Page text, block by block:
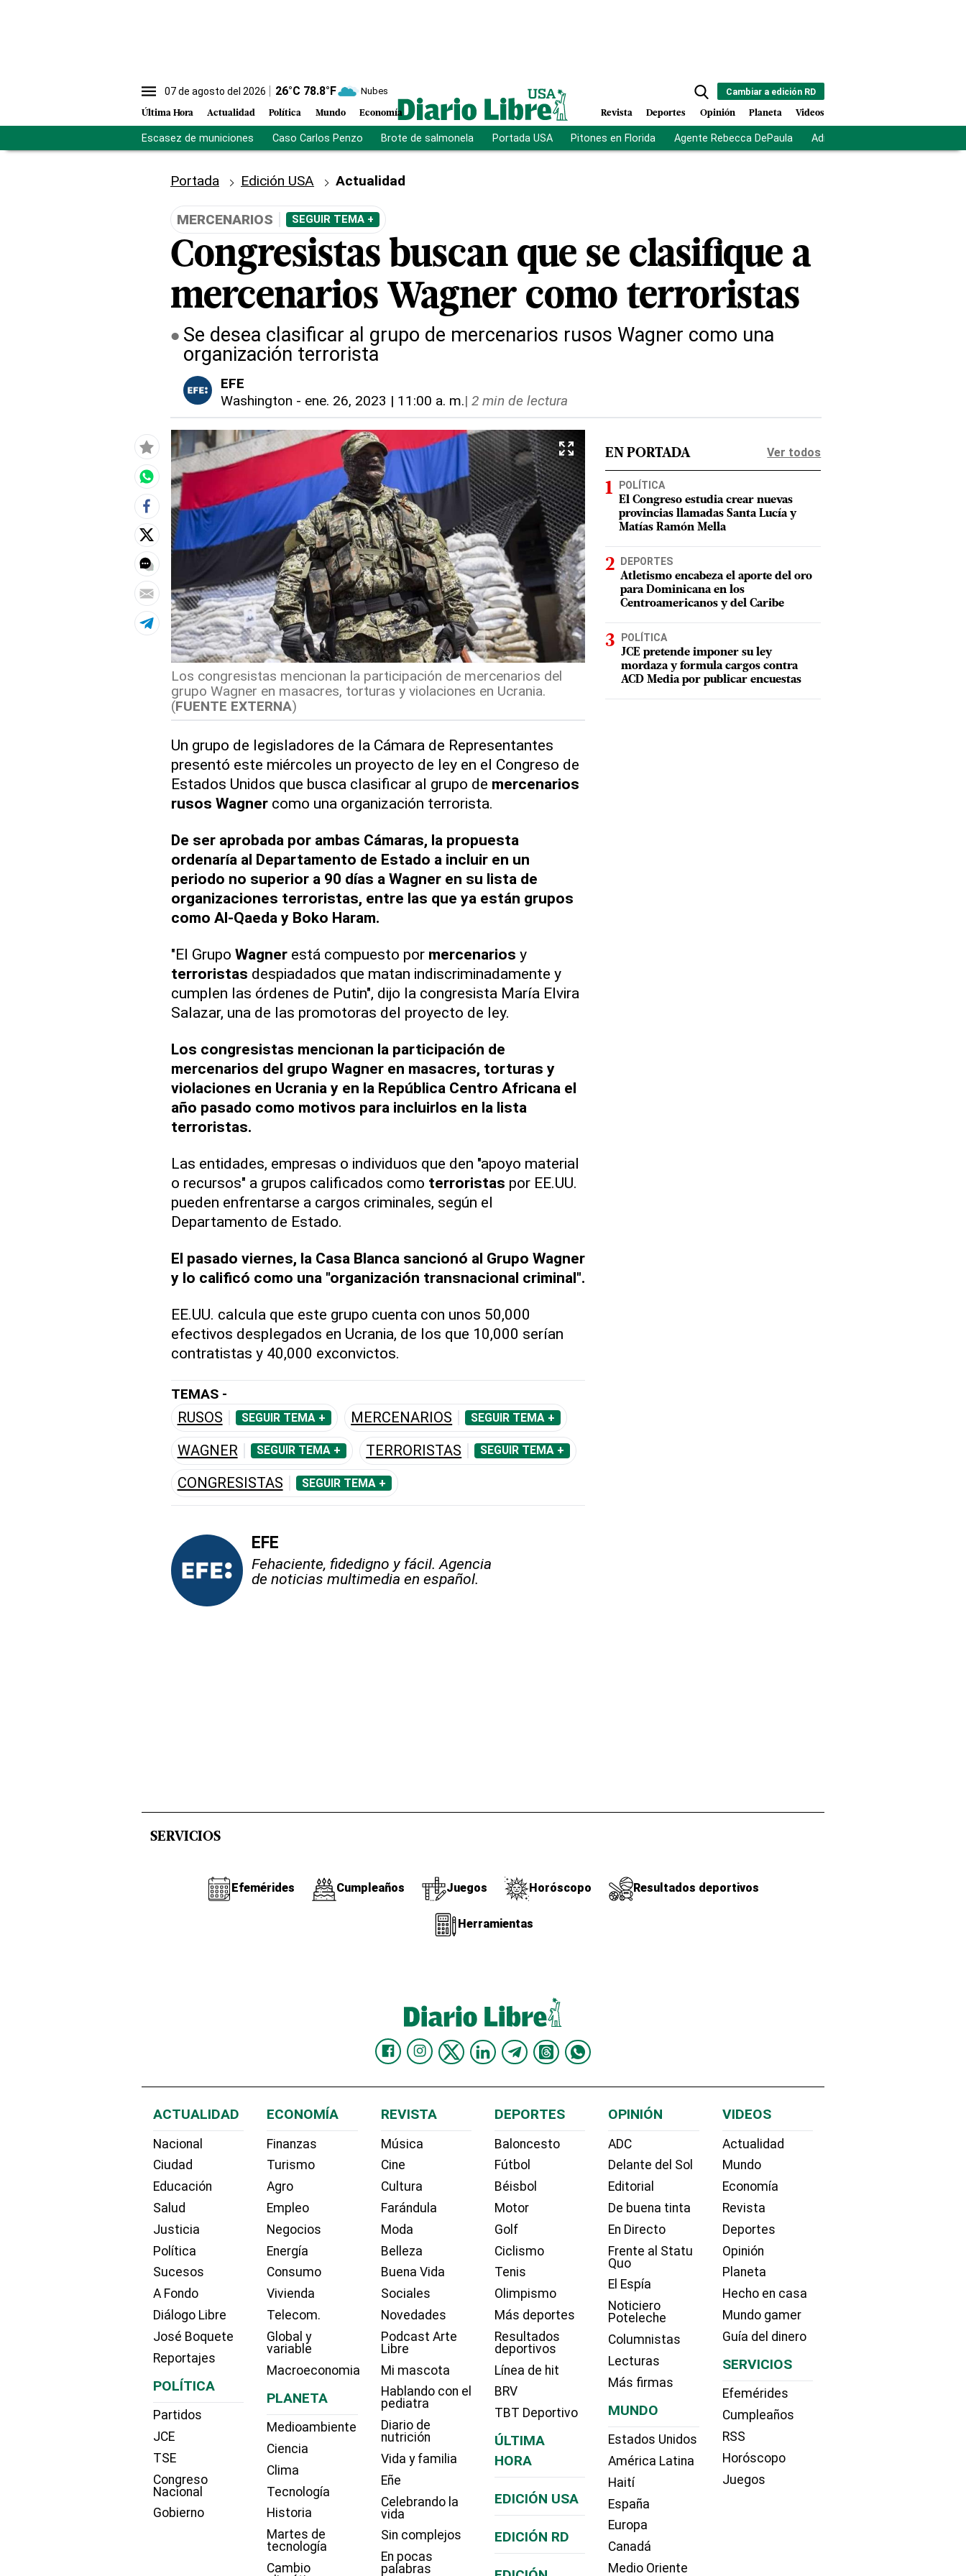
07 de agosto del 2026 26°C 78.8°F Nubes
Última Hora Actualidad Política Mundo Economía
Cambiar a edición RD
Revista Deportes Opinión Planeta Videos
Escasez de municiones Caso Carlos Penzo Brote de salmonela Portada USA Pitones en Florida Agente Rebecca DePaula Adriano Espaillat
Portada Edición USA Actualidad
MERCENARIOS SEGUIR TEMA +
Congresistas buscan que se clasifique a
mercenarios Wagner como terroristas
Se desea clasificar al grupo de mercenarios rusos Wagner como una
organización terrorista
EFE
Washington - ene. 26, 2023 | 11:00 a. m.| 2 min de lectura
Los congresistas mencionan la participación de mercenarios del
grupo Wagner en masacres, torturas y violaciones en Ucrania.
(FUENTE EXTERNA)
Un grupo de legisladores de la Cámara de Representantes
presentó este miércoles un proyecto de ley en el Congreso de
Estados Unidos que busca clasificar al grupo de mercenarios
rusos Wagnercomo una organización terrorista.
De ser aprobada por ambas Cámaras, la propuesta
ordenaría al Departamento de Estado a incluir en un
periodo no superior a 90 días a Wagner en su lista de
organizaciones terroristas, entre las que ya están grupos
como Al-Qaeda y Boko Haram.
"El Grupo Wagnerestá compuesto por mercenarios y
terroristas despiadados que matan indiscriminadamente y
cumplen las órdenes de Putin", dijo la congresista María Elvira
Salazar, una de las promotoras del proyecto de ley.
Los congresistas mencionan la participación de
mercenarios del grupo Wagner en masacres, torturas y
violaciones en Ucrania y en la República Centro Africana el
año pasado como motivos para incluirlos en la lista
terroristas.
Las entidades, empresas o individuos que den "apoyo material
o recursos" a grupos calificados como terroristas por EE.UU.
pueden enfrentarse a cargos criminales, según el
Departamento de Estado.
El pasado viernes, la Casa Blanca sancionó al Grupo Wagner
y lo calificó como una "organización transnacional criminal".
EE.UU. calcula que este grupo cuenta con unos 50,000
efectivos desplegados en Ucrania, de los que 10,000 serían
contratistas y 40,000 exconvictos.
TEMAS -
RUSOS SEGUIR TEMA + MERCENARIOS SEGUIR TEMA +
WAGNER SEGUIR TEMA + TERRORISTAS SEGUIR TEMA +
CONGRESISTAS SEGUIR TEMA +
EFE
Fehaciente, fidedigno y fácil. Agencia
de noticias multimedia en español.
EN PORTADA Ver todos
POLÍTICA
El Congreso estudia crear nuevas
provincias llamadas Santa Lucía y
Matías Ramón Mella
DEPORTES
Atletismo encabeza el aporte del oro
para Dominicana en los
Centroamericanos y del Caribe
POLÍTICA
JCE pretende imponer su ley
mordaza y formula cargos contra
ACD Media por publicar encuestas
SERVICIOS
Efemérides Cumpleaños Juegos Horóscopo Resultados deportivos
Herramientas
ACTUALIDAD
Nacional
Ciudad
Educación
Salud
Justicia
Política
Sucesos
A Fondo
Diálogo Libre
José Boquete
Reportajes
POLÍTICA
Partidos
JCE
TSE
Congreso
Nacional
Gobierno
ECONOMÍA
Finanzas
Turismo
Agro
Empleo
Negocios
Energía
Consumo
Vivienda
Telecom.
Global y
variable
Macroeconomia
PLANETA
Medioambiente
Ciencia
Clima
Tecnología
Historia
Martes de
tecnología
Cambio
REVISTA
Música
Cine
Cultura
Farándula
Moda
Belleza
Buena Vida
Sociales
Novedades
Podcast Arte
Libre
Mi mascota
Hablando con el
pediatra
Diario de
nutrición
Vida y familia
Eñe
Celebrando la
vida
Sin complejos
En pocas
palabras
DEPORTES
Baloncesto
Fútbol
Béisbol
Motor
Golf
Ciclismo
Tenis
Olimpismo
Más deportes
Resultados
deportivos
Línea de hit
BRV
TBT Deportivo
ÚLTIMA
HORA
EDICIÓN USA
EDICIÓN RD
OPINIÓN
ADC
Delante del Sol
Editorial
De buena tinta
En Directo
Frente al Statu
Quo
El Espía
Noticiero
Poteleche
Columnistas
Lecturas
Más firmas
MUNDO
Estados Unidos
América Latina
Haití
España
Europa
Canadá
Medio Oriente
VIDEOS
Actualidad
Mundo
Economía
Revista
Deportes
Opinión
Planeta
Hecho en casa
Mundo gamer
Guía del dinero
SERVICIOS
Efemérides
Cumpleaños
RSS
Horóscopo
Juegos